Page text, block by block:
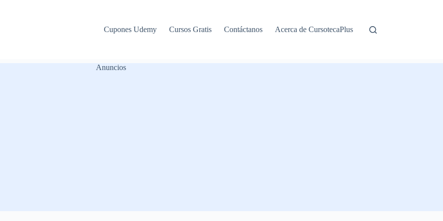
Cupones Udemy Cursos Gratis Contáctanos Acerca de CursotecaPlus
Anuncios